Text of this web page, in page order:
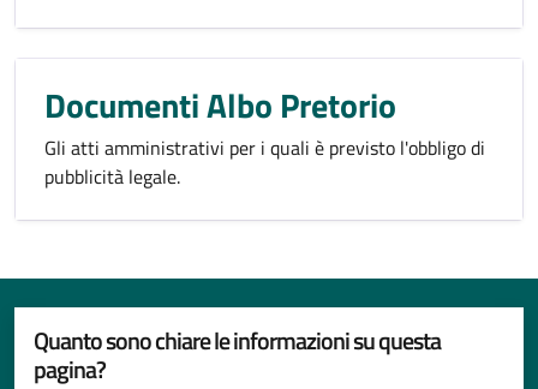
Documenti Albo Pretorio
Gli atti amministrativi per i quali è previsto l'obbligo di
pubblicità legale.
Quanto sono chiare le informazioni su questa
pagina?